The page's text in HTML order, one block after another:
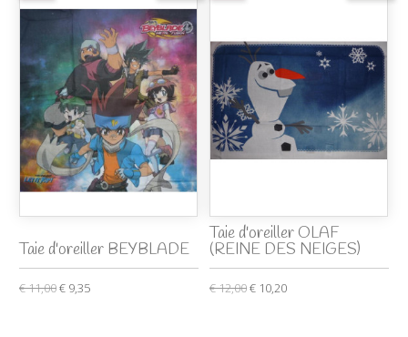
Taie d'oreiller BEYBLADE
€ 11,00€ 9,35
Taie d'oreiller OLAF
(REINE DES NEIGES)
€ 12,00€ 10,20